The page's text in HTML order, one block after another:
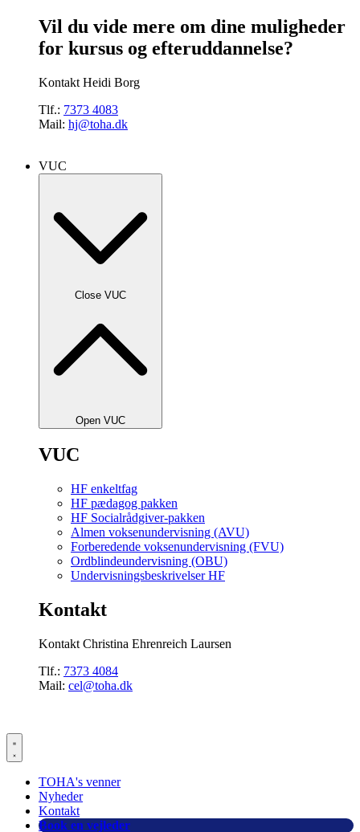
Vil du vide mere om dine muligheder
for kursus og efteruddannelse?
Kontakt Heidi Borg
Tlf.: 7373 4083
Mail: hj@toha.dk
VUC
Close VUC
Open VUC
VUC
HF enkeltfag
HF pædagog pakken
HF Socialrådgiver-pakken
Almen voksenundervisning (AVU)
Forberedende voksenundervisning (FVU)
Ordblindeundervisning (OBU)
Undervisningsbeskrivelser HF
Kontakt
Kontakt Christina Ehrenreich Laursen
Tlf.: 7373 4084
Mail: cel@toha.dk
TOHA's venner
Nyheder
Kontakt
Book en vejleder